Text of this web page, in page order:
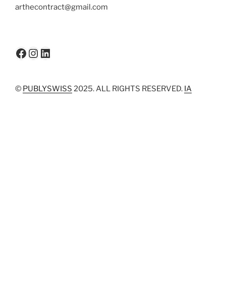
arthecontract@gmail.com
Facebook
Instagram
LinkedIn
© PUBLYSWISS 2025. ALL RIGHTS RESERVED. IA